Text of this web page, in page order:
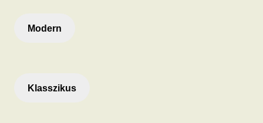
Modern
Klasszikus